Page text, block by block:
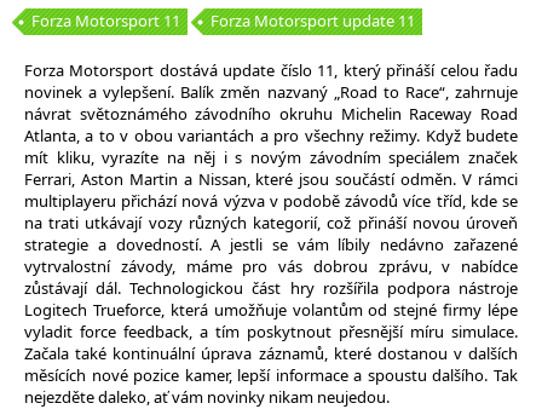
Forza Motorsport 11
Forza Motorsport update 11
Forza Motorsport dostává update číslo 11, který přináší celou řadu
novinek a vylepšení. Balík změn nazvaný „Road to Race“, zahrnuje
návrat světoznámého závodního okruhu Michelin Raceway Road
Atlanta, a to v obou variantách a pro všechny režimy. Když budete
mít kliku, vyrazíte na něj i s novým závodním speciálem značek
Ferrari, Aston Martin a Nissan, které jsou součástí odměn. V rámci
multiplayeru přichází nová výzva v podobě závodů více tříd, kde se
na trati utkávají vozy různých kategorií, což přináší novou úroveň
strategie a dovedností. A jestli se vám líbily nedávno zařazené
vytrvalostní závody, máme pro vás dobrou zprávu, v nabídce
zůstávají dál. Technologickou část hry rozšířila podpora nástroje
Logitech Trueforce, která umožňuje volantům od stejné firmy lépe
vyladit force feedback, a tím poskytnout přesnější míru simulace.
Začala také kontinuální úprava záznamů, které dostanou v dalších
měsících nové pozice kamer, lepší informace a spoustu dalšího. Tak
nejezděte daleko, ať vám novinky nikam neujedou.